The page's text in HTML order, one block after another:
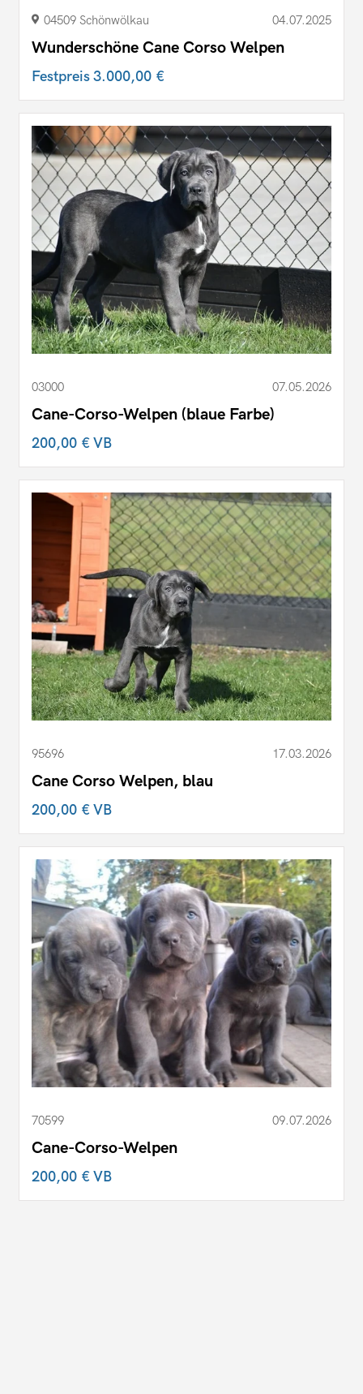
04509 Schönwölkau 04.07.2025
Wunderschöne Cane Corso Welpen
Festpreis3.000,00 €
03000 07.05.2026
Cane-Corso-Welpen (blaue Farbe)
200,00 €VB
95696 17.03.2026
Cane Corso Welpen, blau
200,00 €VB
70599 09.07.2026
Cane-Corso-Welpen
200,00 €VB